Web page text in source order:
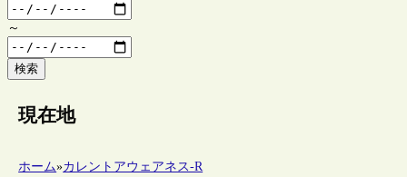
～
検索
現在地
ホーム»カレントアウェアネス-R